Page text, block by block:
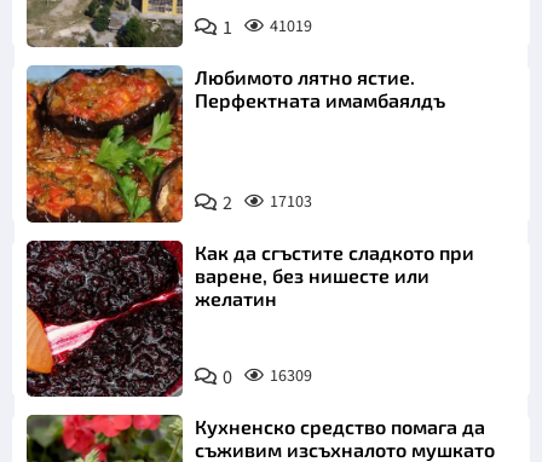
1 41019
Любимото лятно ястие.
Перфектната имамбаялдъ
2 17103
Как да сгъстите сладкото при
варене, без нишесте или
желатин
0 16309
Кухненско средство помага да
съживим изсъхналото мушкато